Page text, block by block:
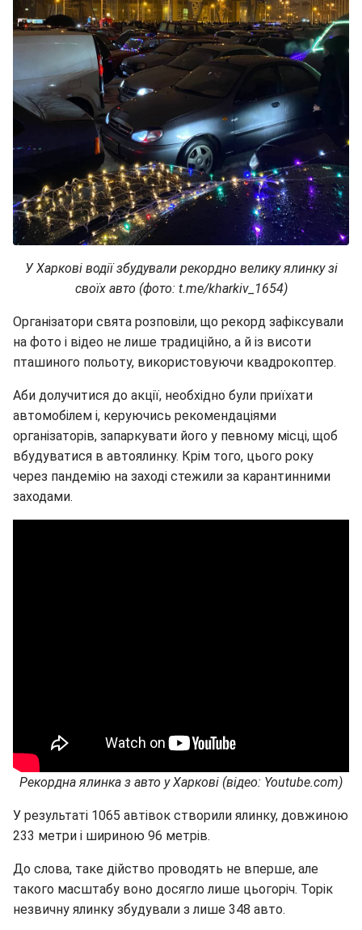
У Харкові водії збудували рекордно велику ялинку зі
своїх авто (фото: t.me/kharkiv_1654)
Організатори свята розповіли, що рекорд зафіксували
на фото і відео не лише традиційно, а й із висоти
пташиного польоту, використовуючи квадрокоптер.
Аби долучитися до акції, необхідно були приїхати
автомобілем і, керуючись рекомендаціями
організаторів, запаркувати його у певному місці, щоб
вбудуватися в автоялинку. Крім того, цього року
через пандемію на заході стежили за карантинними
заходами.
Рекордна ялинка з авто у Харкові (відео: Youtube.com)
У результаті 1065 автівок створили ялинку, довжиною
233 метри і шириною 96 метрів.
До слова, таке дійство проводять не вперше, але
такого масштабу воно досягло лише цьогоріч. Торік
незвичну ялинку збудували з лише 348 авто.